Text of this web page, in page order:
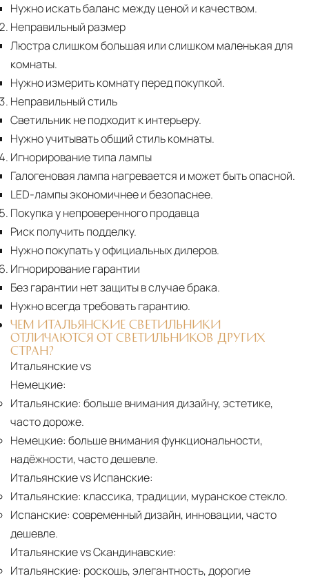
Нужно искать баланс между ценой и качеством.
Неправильный размер
Люстра слишком большая или слишком маленькая для
комнаты.
Нужно измерить комнату перед покупкой.
Неправильный стиль
Светильник не подходит к интерьеру.
Нужно учитывать общий стиль комнаты.
Игнорирование типа лампы
Галогеновая лампа нагревается и может быть опасной.
LED-лампы экономичнее и безопаснее.
Покупка у непроверенного продавца
Риск получить подделку.
Нужно покупать у официальных дилеров.
Игнорирование гарантии
Без гарантии нет защиты в случае брака.
Нужно всегда требовать гарантию.
ЧЕМ ИТАЛЬЯНСКИЕ СВЕТИЛЬНИКИ
ОТЛИЧАЮТСЯ ОТ СВЕТИЛЬНИКОВ ДРУГИХ
СТРАН?
Итальянские vs
Немецкие:
Итальянские: больше внимания дизайну, эстетике,
часто дороже.
Немецкие: больше внимания функциональности,
надёжности, часто дешевле.
Итальянские vs Испанские:
Итальянские: классика, традиции, муранское стекло.
Испанские: современный дизайн, инновации, часто
дешевле.
Итальянские vs Скандинавские:
Итальянские: роскошь, элегантность, дорогие